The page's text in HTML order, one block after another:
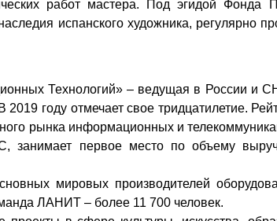
работ мастера. Под эгидой Фонда
испанского художника, регулярно
Технологий» – ведущая в России и
году отмечает свое тридцатилетие.
рынка информационных и
занимает первое место по объему
мировых производителей
ЛАНИТ – более 11 700 человек.